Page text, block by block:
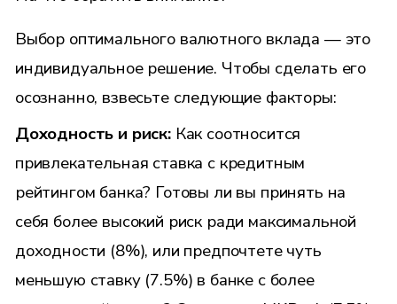
Выбор оптимального валютного вклада — это
индивидуальное решение. Чтобы сделать его
осознанно, взвесьте следующие факторы:
Доходность и риск:Как соотносится
привлекательная ставка с кредитным
рейтингом банка? Готовы ли вы принять на
себя более высокий риск ради максимальной
доходности (8%), или предпочтете чуть
меньшую ставку (7.5%) в банке с более